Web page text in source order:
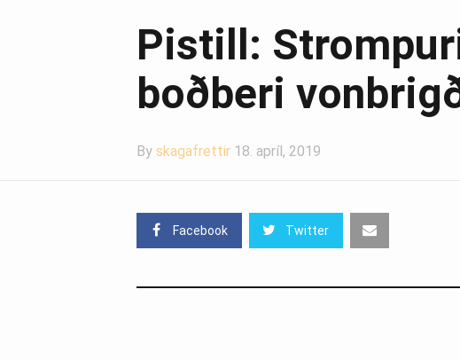
Pistill:
boðberi
By skagafrettir 18. apríl, 2019
Facebook Twitter